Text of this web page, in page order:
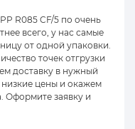
R085 CF/5 по очень
всего, у нас самые
от одной упаковки.
точек отгрузки
доставку в нужный
цены и окажем
Оформите заявку и